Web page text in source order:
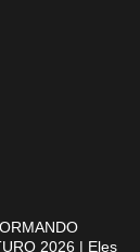
2026 | Eles